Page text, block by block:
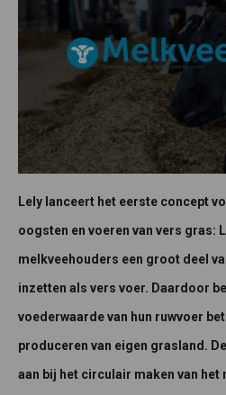
Lely lanceert het eerste concept
oogsten en voeren van vers gras:
melkveehouders een groot deel
inzetten als vers voer. Daardoor
voederwaarde van hun ruwvoer
produceren van eigen grasland.
aan bij het circulair maken van